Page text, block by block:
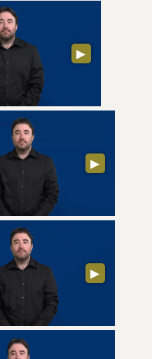
▶
▶
▶